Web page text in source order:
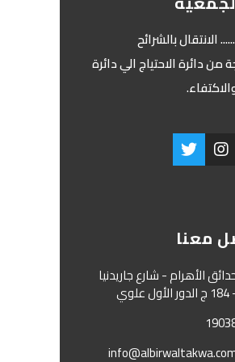
الانتقال بالشرائح
من دائرة الاحتياج الي دائرة
معنا
الأهرام - شارع جاريدنيا
علوي